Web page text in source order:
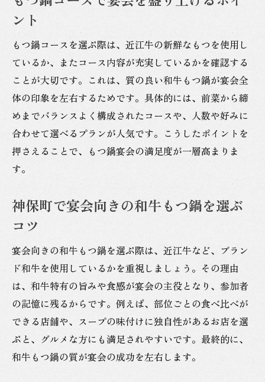
ント
もつ鍋コースを選ぶ際は、近江牛の新鮮なもつを使用し
ているか、またコース内容が充実しているかを確認する
ことが大切です。これは、質の良い和牛もつ鍋が宴会全
体の印象を左右するためです。具体的には、前菜から締
めまでバランスよく構成されたコースや、人数や好みに
合わせて選べるプランが人気です。こうしたポイントを
押さえることで、もつ鍋宴会の満足度が一層高まりま
す。
神保町で宴会向きの和牛もつ鍋を選ぶ
コツ
宴会向きの和牛もつ鍋を選ぶ際は、近江牛など、ブラン
ド和牛を使用しているかを重視しましょう。その理由
は、和牛特有の旨みや食感が宴会の主役となり、参加者
の記憶に残るからです。例えば、部位ごとの食べ比べが
できる店舗や、スープの味付けに独自性があるお店を選
ぶと、グルメな方にも満足されやすいです。最終的に、
和牛もつ鍋の質が宴会の成功を左右します。